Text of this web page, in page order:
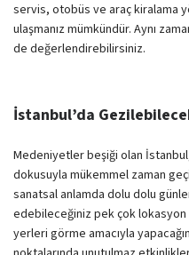
servis, otobüs ve araç kiralama
ulaşmanız mümkündür. Aynı
de değerlendirebilirsiniz.
İstanbul’da
Medeniyetler beşiği olan
dokusuyla mükemmel zaman
sanatsal anlamda dolu dolu
edebileceğiniz pek çok lokasyon
yerleri görme amacıyla